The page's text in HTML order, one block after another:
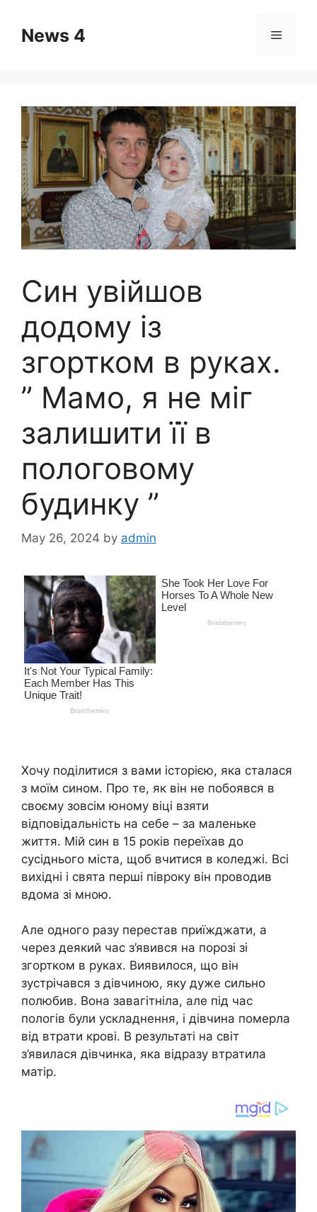
contentNews 4 Menu
Син увійшов
додому із
згортком в руках.
” Мамо, я не міг
залишити її в
пологовому
будинку ”
May 26, 2024 by admin
Хочу поділитися з вами історією, яка сталася
з моїм сином. Про те, як він не побоявся в
своєму зовсім юному віці взяти
відповідальність на себе – за маленьке
життя. Мій син в 15 років переїхав до
сусіднього міста, щоб вчитися в коледжі. Всі
вихідні і свята перші півроку він проводив
вдома зі мною.
Але одного разу перестав приїжджати, а
через деякий час з’явився на порозі зі
згортком в руках. Виявилося, що він
зустрічався з дівчиною, яку дуже сильно
полюбив. Вона завагітніла, але під час
пологів були ускладнення, і дівчина померла
від втрати крові. В результаті на світ
з’явилася дівчинка, яка відразу втратила
матір.